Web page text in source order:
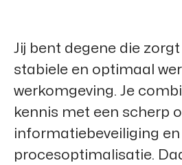
Jij bent degene die
stabiele en optimaal
werkomgeving. Je
kennis met een scherp
informatiebeveiliging en
procesoptimalisatie.